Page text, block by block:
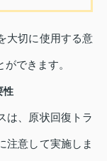
大切に使用する意
できます。
性
は、原状回復トラ
注意して実施しま